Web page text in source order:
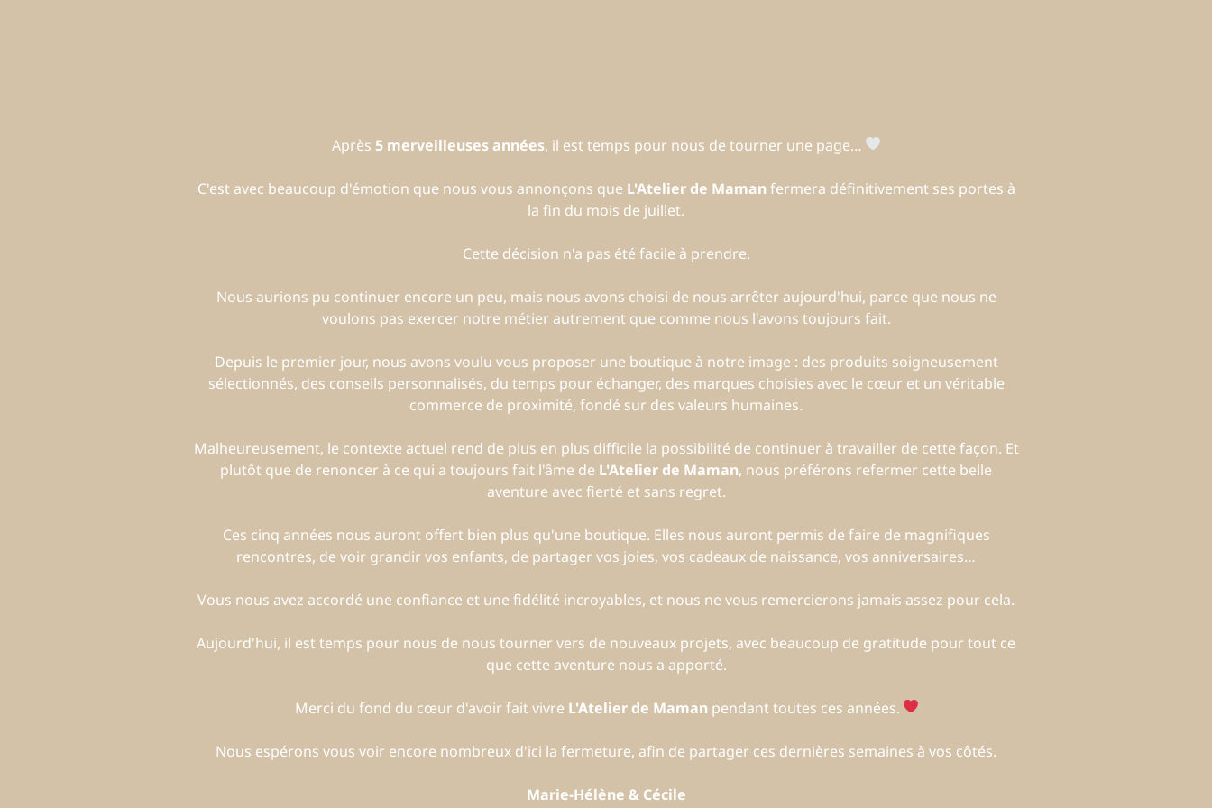
Après 5 merveilleuses années, il est temps pour nous de tourner une page…
C'est avec beaucoup d'émotion que nous vous annonçons que L'Atelier de Maman fermera définitivement ses portes à
la fin du mois de juillet.
Cette décision n'a pas été facile à prendre.
Nous aurions pu continuer encore un peu, mais nous avons choisi de nous arrêter aujourd'hui, parce que nous ne
voulons pas exercer notre métier autrement que comme nous l'avons toujours fait.
Depuis le premier jour, nous avons voulu vous proposer une boutique à notre image : des produits soigneusement
sélectionnés, des conseils personnalisés, du temps pour échanger, des marques choisies avec le cœur et un véritable
commerce de proximité, fondé sur des valeurs humaines.
Malheureusement, le contexte actuel rend de plus en plus difficile la possibilité de continuer à travailler de cette façon. Et
plutôt que de renoncer à ce qui a toujours fait l'âme de L'Atelier de Maman, nous préférons refermer cette belle
aventure avec fierté et sans regret.
Ces cinq années nous auront offert bien plus qu'une boutique. Elles nous auront permis de faire de magnifiques
rencontres, de voir grandir vos enfants, de partager vos joies, vos cadeaux de naissance, vos anniversaires…
Vous nous avez accordé une confiance et une fidélité incroyables, et nous ne vous remercierons jamais assez pour cela.
Aujourd'hui, il est temps pour nous de nous tourner vers de nouveaux projets, avec beaucoup de gratitude pour tout ce
que cette aventure nous a apporté.
Merci du fond du cœur d'avoir fait vivre L'Atelier de Maman pendant toutes ces années.
Nous espérons vous voir encore nombreux d'ici la fermeture, afin de partager ces dernières semaines à vos côtés.
Marie-Hélène & Cécile